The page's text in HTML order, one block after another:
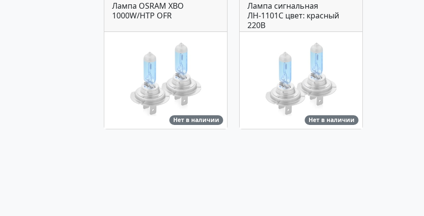
Лампа OSRAM XBO
1000W/HTP OFR
Нет в наличии
Лампа сигнальная
ЛН-1101С цвет: красный
220В
Нет в наличии